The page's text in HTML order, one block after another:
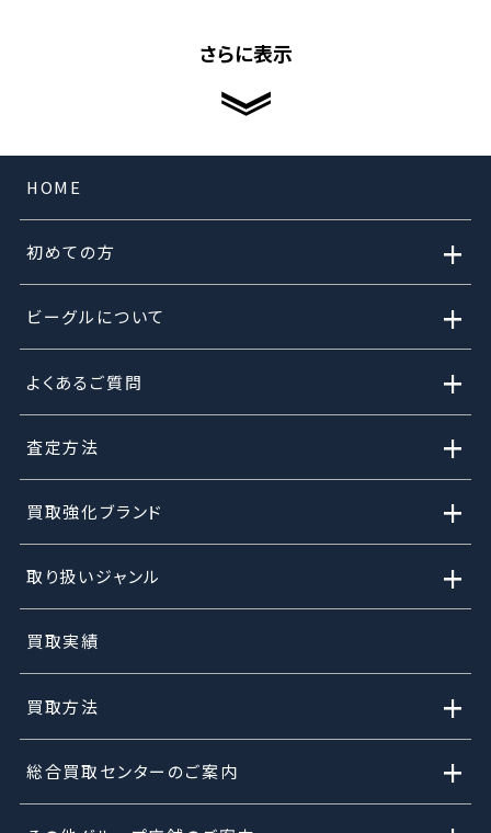
さらに表示
HOME
初めての方 +
ビーグルについて +
よくあるご質問 +
査定方法 +
買取強化ブランド +
取り扱いジャンル +
買取実績
買取方法 +
総合買取センターのご案内 +